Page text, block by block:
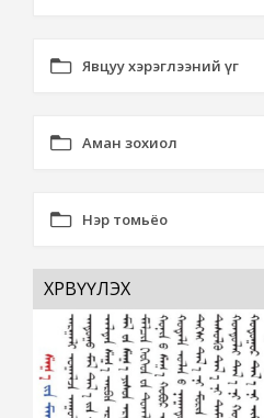
Явцуу хэрэглээний үг
Аман зохиол
Нэр томьёо
ХӨРВҮҮЛЭХ